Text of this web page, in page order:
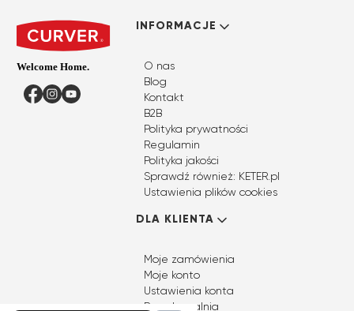
Facebook
Instagram
YouTube
Linki w stopce
INFORMACJE
O nas
Blog
Kontakt
B2B
Polityka prywatności
Regulamin
Polityka jakości
Sprawdź również: KETER.pl
Ustawienia plików cookies
DLA KLIENTA
Moje zamówienia
Moje konto
Ustawienia konta
Przechowalnia